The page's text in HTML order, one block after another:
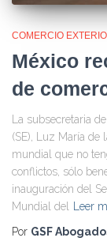
COMERCIO
México
de
La subsecretaria
(SE), Luz María de
mundial que no
conflictos, sólo
inauguración del
Mundial del
Leer
Por GSF